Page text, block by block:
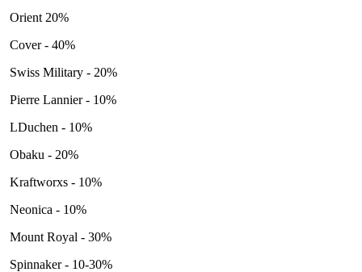
Orient 20%
Cover - 40%
Swiss Military - 20%
Pierre Lannier - 10%
LDuchen - 10%
Obaku - 20%
Kraftworxs - 10%
Neonica - 10%
Mount Royal - 30%
Spinnaker - 10-30%